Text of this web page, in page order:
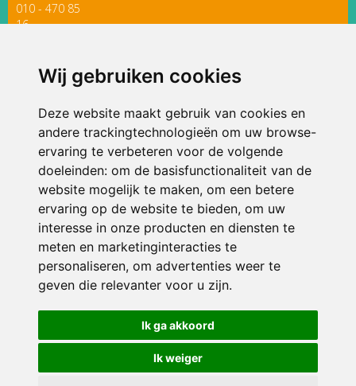
Wij gebruiken cookies
Deze website maakt gebruik van cookies en
andere trackingtechnologieën om uw browse-
ervaring te verbeteren voor de volgende
doeleinden: om de basisfunctionaliteit van de
website mogelijk te maken, om een betere
ervaring op de website te bieden, om uw
interesse in onze producten en diensten te
meten en marketinginteracties te
personaliseren, om advertenties weer te
geven die relevanter voor u zijn.
Ik ga akkoord
Ik weiger
010 - 470 85
16
ONDERDEEL VAN
© 2026 Avonturijn | Alle rechten voorbehouden
Privacy policy|Disclaimer| Klachtenregeling|RSIN en Anbi
voorkeuren
Crealisatie The MindOffice